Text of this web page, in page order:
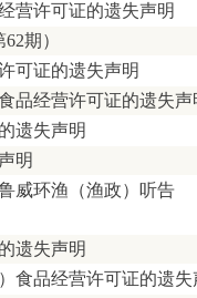
营许可证的遗失声明
期）
可证的遗失声明
品经营许可证的遗失声
遗失声明
明
威环渔（渔政）听告
遗失声明
食品经营许可证的遗失